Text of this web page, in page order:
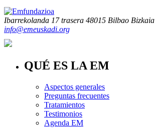
Ibarrekolanda 17 trasera 48015 Bilbao Bizkaia
info@emeuskadi.org
QUÉ ES LA EM
Aspectos generales
Preguntas frecuentes
Tratamientos
Testimonios
Agenda EM